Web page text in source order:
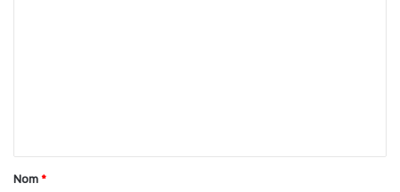
t
a
Nom *